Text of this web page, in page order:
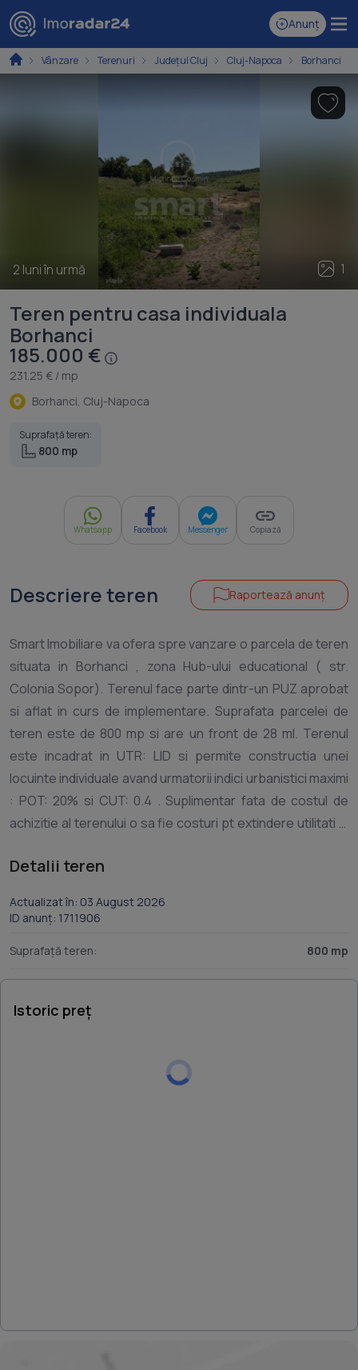
Anunț
Vânzare Terenuri Județul Cluj Cluj-Napoca Borhanci
2 luni în urmă 1
Teren pentru casa individuala
Borhanci
185.000 €
231.25 € / mp
Borhanci, Cluj-Napoca
Suprafață teren:
800 mp
Whatsapp Facebook Messenger Copiază
Descriere teren Raportează anunț
Smart Imobiliare va ofera spre vanzare o parcela de teren
situata in Borhanci , zona Hub-ului educational ( str.
Colonia Sopor). Terenul face parte dintr-un PUZ aprobat
si aflat in curs de implementare. Suprafata parcelei de
teren este de 800 mp si are un front de 28 ml. Terenul
este incadrat in UTR: LID si permite constructia unei
locuinte individuale avand urmatorii indici urbanistici maximi
: POT: 20% si CUT: 0.4 . Suplimentar fata de costul de
achizitie al terenului o sa fie costuri pt extindere utilitati si
Detalii teren
Actualizat în: 03 August 2026
ID anunț: 1711906
Suprafață teren: 800 mp
Istoric preț